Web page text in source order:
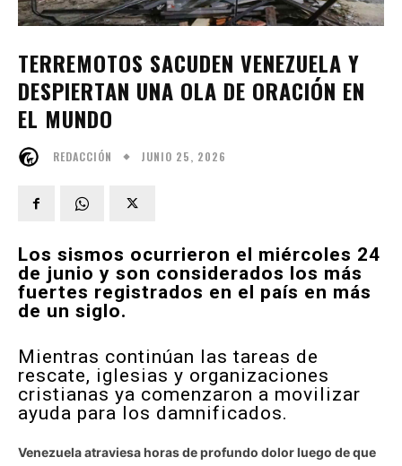
TERREMOTOS SACUDEN VENEZUELA Y
DESPIERTAN UNA OLA DE ORACIÓN EN
EL MUNDO
REDACCIÓN JUNIO 25, 2026
Los sismos ocurrieron el miércoles 24
de junio y son considerados los más
fuertes registrados en el país en más
de un siglo.
Mientras continúan las tareas de
rescate, iglesias y organizaciones
cristianas ya comenzaron a movilizar
ayuda para los damnificados.
Venezuela atraviesa horas de profundo dolor luego de que